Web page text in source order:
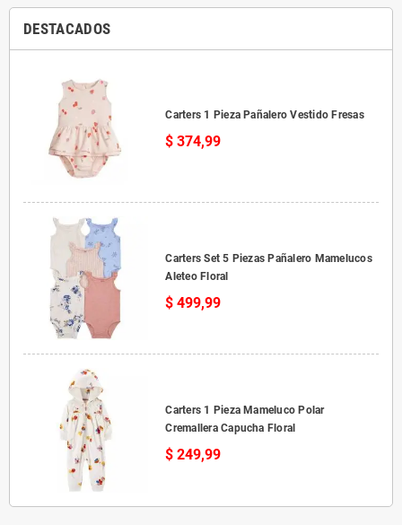
DESTACADOS
Carters 1 Pieza Pañalero Vestido Fresas
$ 374,99
Carters Set 5 Piezas Pañalero Mamelucos
Aleteo Floral
$ 499,99
Carters 1 Pieza Mameluco Polar
Cremallera Capucha Floral
$ 249,99